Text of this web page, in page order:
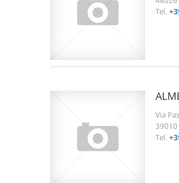
Tel.
Via
39010
Tel.